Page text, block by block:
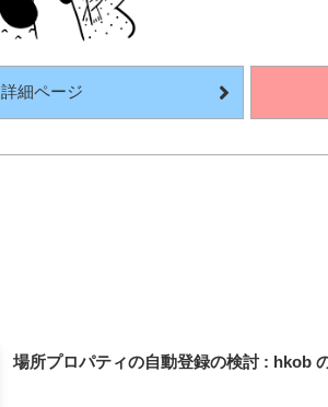
詳細ページ
場所プロパティの自動登録の検討 : hkob